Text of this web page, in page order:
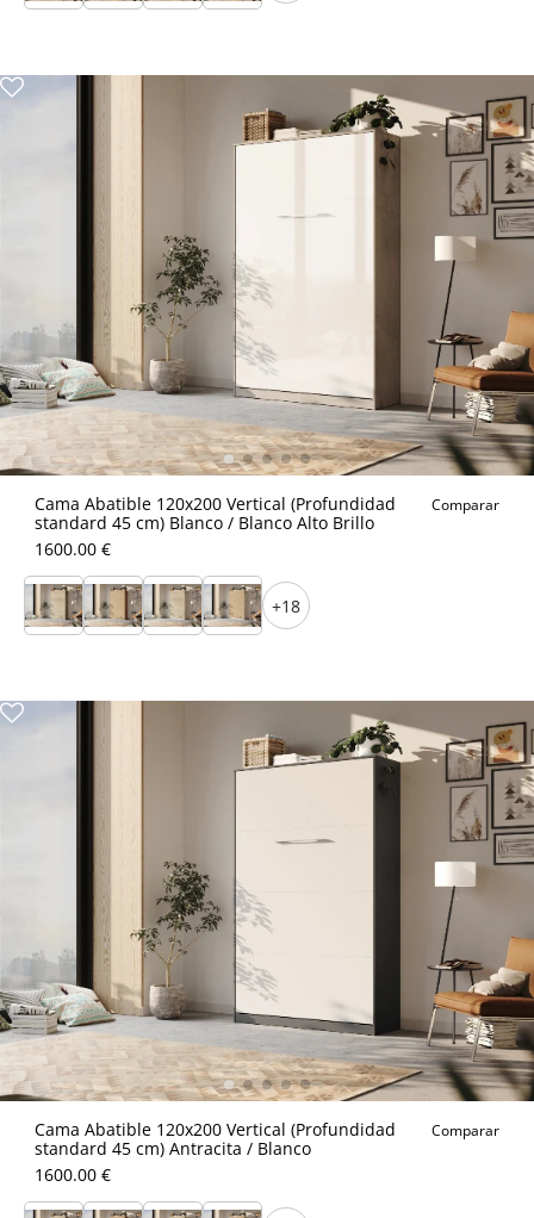
Cama Abatible 120x200 Vertical (Profundidad
standard 45 cm) Blanco / Blanco Alto Brillo
Comparar
1600.00 €
+18
Cama Abatible 120x200 Vertical (Profundidad
standard 45 cm) Antracita / Blanco
Comparar
1600.00 €